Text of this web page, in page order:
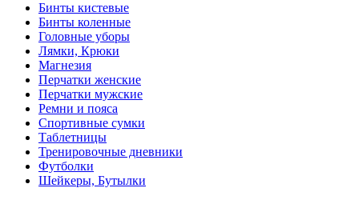
Бинты кистевые
Бинты коленные
Головные уборы
Лямки, Крюки
Магнезия
Перчатки женские
Перчатки мужские
Ремни и пояса
Спортивные сумки
Таблетницы
Тренировочные дневники
Футболки
Шейкеры, Бутылки